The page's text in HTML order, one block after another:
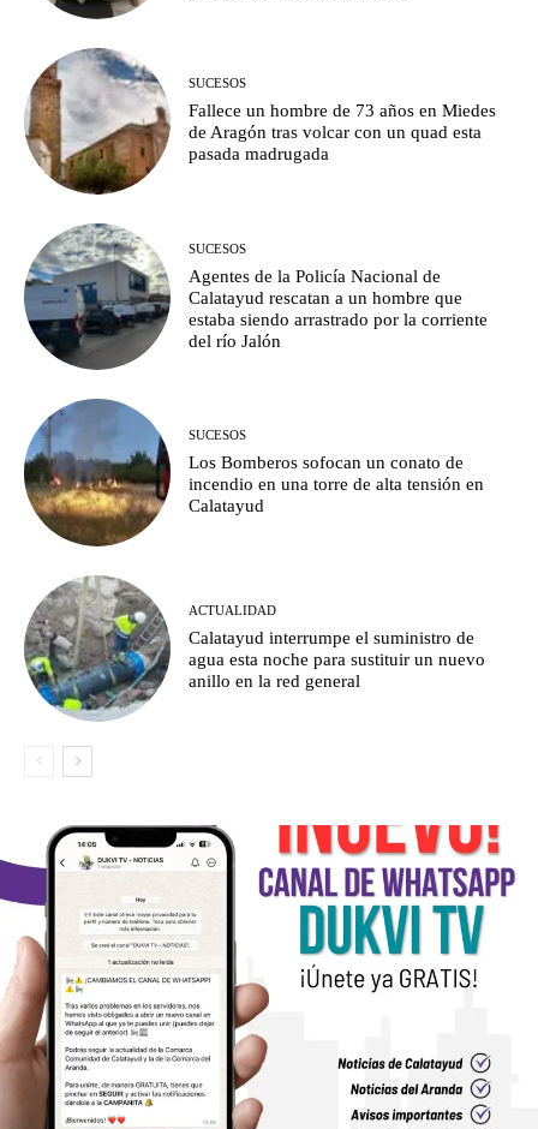
SUCESOS
Fallece un hombre de 73 años en Miedes
de Aragón tras volcar con un quad esta
pasada madrugada
SUCESOS
Agentes de la Policía Nacional de
Calatayud rescatan a un hombre que
estaba siendo arrastrado por la corriente
del río Jalón
SUCESOS
Los Bomberos sofocan un conato de
incendio en una torre de alta tensión en
Calatayud
ACTUALIDAD
Calatayud interrumpe el suministro de
agua esta noche para sustituir un nuevo
anillo en la red general